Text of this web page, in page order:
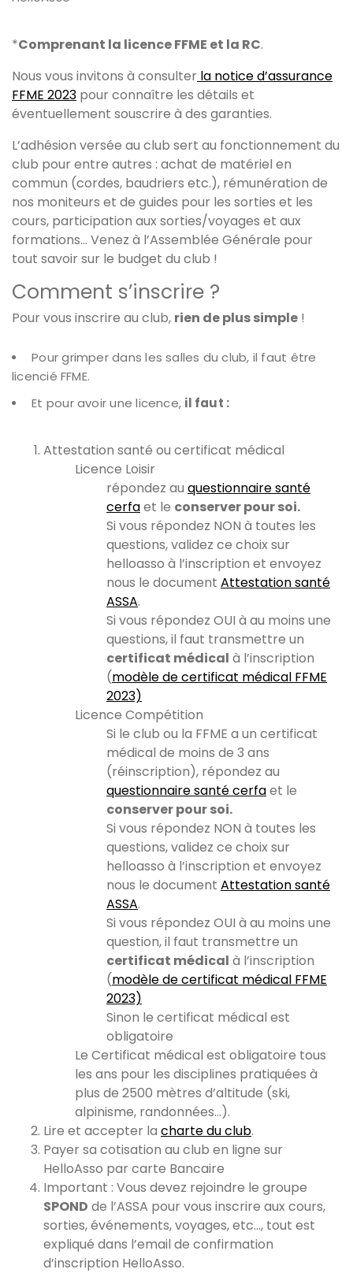
*Comprenant la licence FFME et la RC.
Nous vous invitons à consulter la notice d’assurance
FFME 2023 pour connaître les détails et
éventuellement souscrire à des garanties.
L’adhésion versée au club sert au fonctionnement du
club pour entre autres : achat de matériel en
commun (cordes, baudriers etc.), rémunération de
nos moniteurs et de guides pour les sorties et les
cours, participation aux sorties/voyages et aux
formations… Venez à l’Assemblée Générale pour
tout savoir sur le budget du club !
Comment s’inscrire ?
Pour vous inscrire au club, rien de plus simple !
Pour grimper dans les salles du club, il faut être
licencié FFME.
Et pour avoir une licence, il faut :
Attestation santé ou certificat médical
Licence Loisir
répondez au questionnaire santé
cerfaet le conserver pour soi.
Si vous répondez NON à toutes les
questions, validez ce choix sur
helloasso à l’inscription et envoyez
nous le document Attestation santé
ASSA.
Si vous répondez OUI à au moins une
questions, il faut transmettre un
certificat médical à l’inscription
(modèle de certificat médical FFME
2023)
Licence Compétition
Si le club ou la FFME a un certificat
médical de moins de 3 ans
(réinscription), répondez au
questionnaire santé cerfaet le
conserver pour soi.
Si vous répondez NON à toutes les
questions, validez ce choix sur
helloasso à l’inscription et envoyez
nous le document Attestation santé
ASSA.
Si vous répondez OUI à au moins une
question, il faut transmettre un
certificat médical à l’inscription
(modèle de certificat médical FFME
2023)
Sinon le certificat médical est
obligatoire
Le Certificat médical est obligatoire tous
les ans pour les disciplines pratiquées à
plus de 2500 mètres d’altitude (ski,
alpinisme, randonnées…).
Lire et accepter la charte du club.
Payer sa cotisation au club en ligne sur
HelloAsso par carte Bancaire
Important : Vous devez rejoindre le groupe
SPOND de l’ASSA pour vous inscrire aux cours,
sorties, événements, voyages, etc…, tout est
expliqué dans l’email de confirmation
d’inscription HelloAsso.